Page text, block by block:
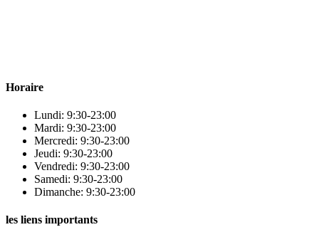
Horaire
Lundi: 9:30-23:00
Mardi: 9:30-23:00
Mercredi: 9:30-23:00
Jeudi: 9:30-23:00
Vendredi: 9:30-23:00
Samedi: 9:30-23:00
Dimanche: 9:30-23:00
les liens importants